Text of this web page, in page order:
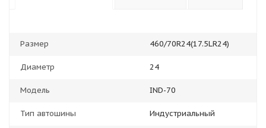
Размер 460/70R24(17.5LR24)
Диаметр 24
Модель IND-70
Тип автошины Индустриальный